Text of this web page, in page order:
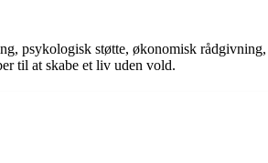
psykologisk støtte, økonomisk
til at skabe et liv uden vold.